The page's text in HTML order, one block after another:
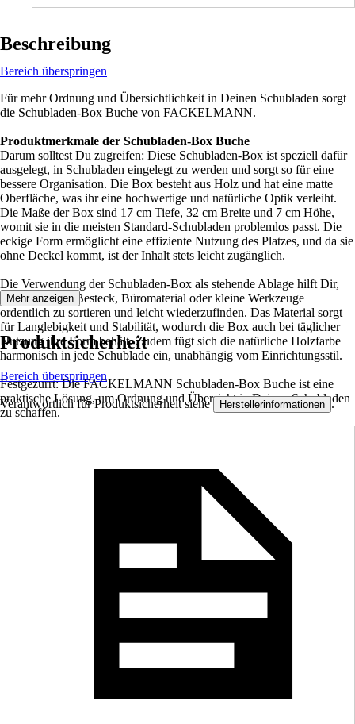
Beschreibung
Bereich überspringen
Für mehr Ordnung und Übersichtlichkeit in Deinen Schubladen sorgt
die Schubladen-Box Buche von FACKELMANN.
Produktmerkmale der Schubladen-Box Buche
Darum solltest Du zugreifen: Diese Schubladen-Box ist speziell dafür
ausgelegt, in Schubladen eingelegt zu werden und sorgt so für eine
bessere Organisation. Die Box besteht aus Holz und hat eine matte
Oberfläche, was ihr eine hochwertige und natürliche Optik verleiht.
Die Maße der Box sind 17 cm Tiefe, 32 cm Breite und 7 cm Höhe,
womit sie in die meisten Standard-Schubladen problemlos passt. Die
eckige Form ermöglicht eine effiziente Nutzung des Platzes, und da sie
ohne Deckel kommt, ist der Inhalt stets leicht zugänglich.
Die Verwendung der Schubladen-Box als stehende Ablage hilft Dir,
Utensilien wie Besteck, Büromaterial oder kleine Werkzeuge
ordentlich zu sortieren und leicht wiederzufinden. Das Material sorgt
für Langlebigkeit und Stabilität, wodurch die Box auch bei täglicher
Nutzung ihre Form behält. Zudem fügt sich die natürliche Holzfarbe
harmonisch in jede Schublade ein, unabhängig vom Einrichtungsstil.
Festgezurrt: Die FACKELMANN Schubladen-Box Buche ist eine
praktische Lösung, um Ordnung und Übersicht in Deinen Schubladen
zu schaffen.
Mehr anzeigen
Produktsicherheit
Bereich überspringen
Verantwortlich für Produktsicherheit siehe Herstellerinformationen .